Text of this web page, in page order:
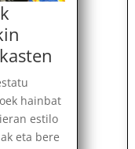
hainbat
estilo
eta bere